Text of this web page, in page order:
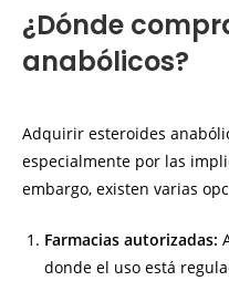
¿Dónde
anabólicos?
Adquirir esteroides
especialmente por las
embargo, existen varias
Farmacias autorizadas:
donde el uso está